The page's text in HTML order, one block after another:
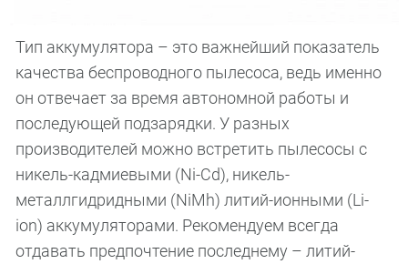
Тип аккумулятора – это важнейший показатель
качества беспроводного пылесоса, ведь именно
он отвечает за время автономной работы и
последующей подзарядки. У разных
производителей можно встретить пылесосы с
никель-кадмиевыми (Ni-Cd), никель-
металлгидридными (NiMh) литий-ионными (Li-
ion) аккумуляторами. Рекомендуем всегда
отдавать предпочтение последнему – литий-